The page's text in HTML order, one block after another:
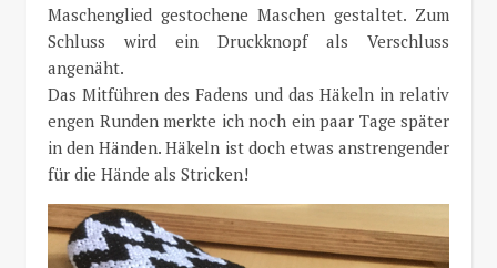
Maschenglied gestochene Maschen gestaltet. Zum
Schluss wird ein Druckknopf als Verschluss
angenäht.
Das Mitführen des Fadens und das Häkeln in relativ
engen Runden merkte ich noch ein paar Tage später
in den Händen. Häkeln ist doch etwas anstrengender
für die Hände als Stricken!